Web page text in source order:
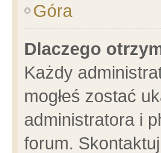
Góra
Dlaczego
Każdy
mogłeś zostać
administratora i
forum.